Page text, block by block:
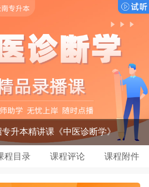
升本精讲课《中医诊断学》
程目录 课程评论 课程附件